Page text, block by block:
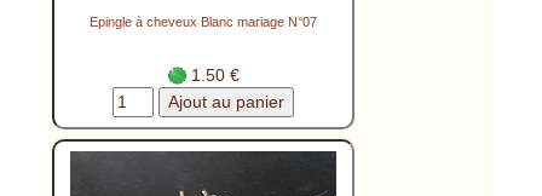
Epingle à cheveux Blanc mariage N°07
1.50 €